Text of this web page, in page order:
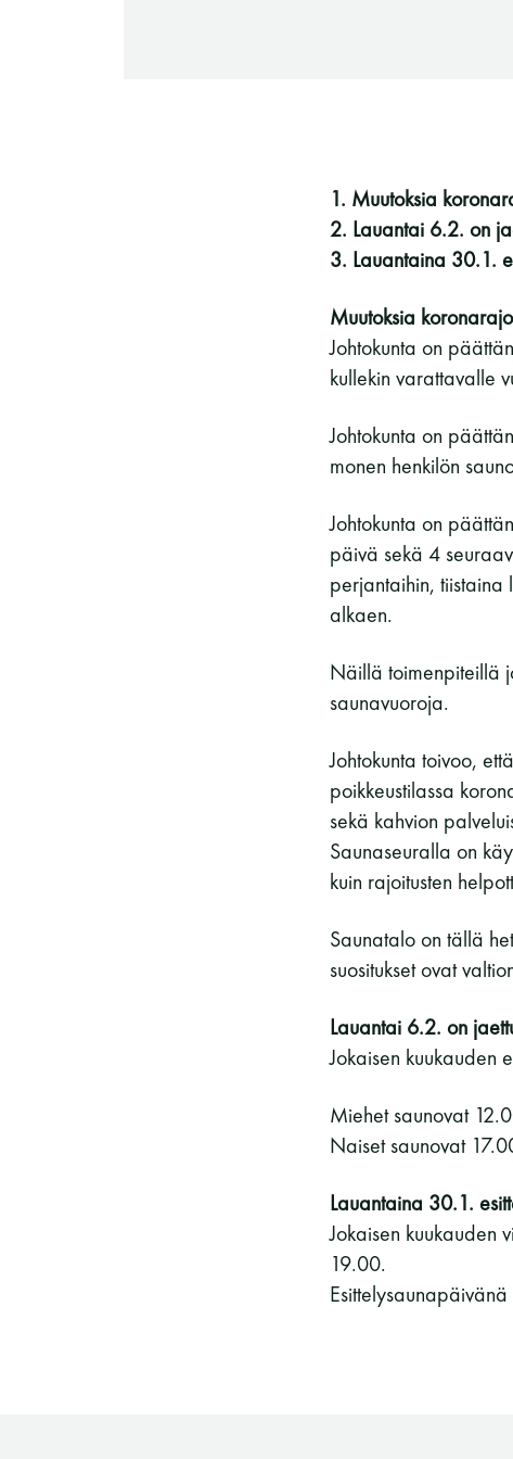
Hinnasto
12 €
6 €
ilmainen
11 saunomiskerran kortti
275€ / 115€
695€ / 275€
1. Muutoksia
2. Lauantai 6.2. on
3. Lauantaina 30.1.
Muutoksia
Johtokunta on
kullekin varattavalle
Johtokunta on
monen henkilön
Johtokunta on
päivä sekä 4
perjantaihin,
alkaen.
Näillä toimenpiteillä
saunavuoroja.
Johtokunta toivoo,
poikkeustilassa
sekä kahvion
Saunaseuralla on
kuin rajoitusten
Saunatalo on tällä
suositukset ovat
Lauantai 6.2. on
Jokaisen kuukauden
Miehet saunovat
Naiset saunovat
Lauantaina 30.1.
Jokaisen kuukauden
19.00.